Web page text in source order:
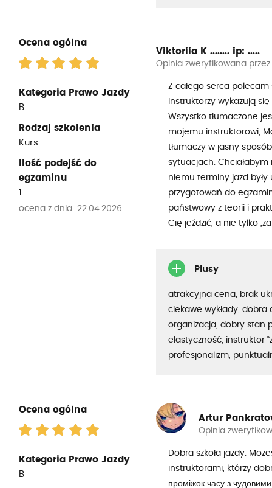
Ocena ogólna
Kategoria Prawo Jazdy
B
Rodzaj szkolenia
Kurs
Ilość podejść do
egzaminu
1
ocena z dnia: 22.04.2026
Viktoriia K ........ ip: .....
Opinia zweryfikowana
Z całego serca
Instruktorzy wykazują
Wszystko tłumaczone
mojemu instruktorowi,
tłumaczy w jasny
sytuacjach. Chciałabym
niemu terminy jazd
przygotowań do
państwowy z teorii i
Cię jeździć, a nie tylko
Plusy
atrakcyjna cena, brak
ciekawe wykłady,
organizacja, dobry stan
elastyczność, instruktor
profesjonalizm,
Ocena ogólna
Kategoria Prawo Jazdy
B
Artur
Opinia
Dobra szkoła jazdy.
instruktorami, którzy
проміжок часу з